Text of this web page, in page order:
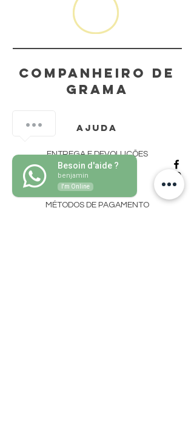
Companheiro de
grama
AJUDA
ENTREGA E DEVOLUÇÕES
POLÍTICA DE LOJA
MÉTODOS DE PAGAMENTO
Besoin d'aide ?
benjamin
I'm Online
1